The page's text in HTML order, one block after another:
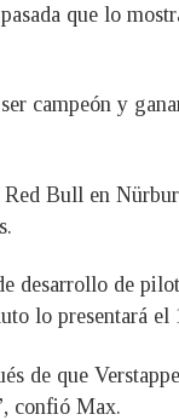
que lo
campeón y
Red Bull en
desarrollo de
lo presentará el
de que
confió Max.